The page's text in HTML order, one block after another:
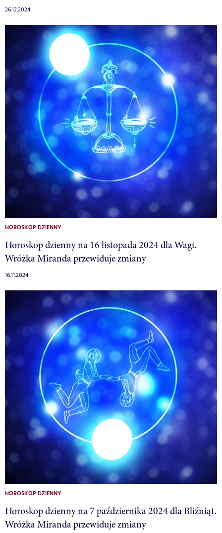
26.12.2024
HOROSKOP DZIENNY
Horoskop dzienny na 16 listopada 2024 dla Wagi.
Wróżka Miranda przewiduje zmiany
16.11.2024
HOROSKOP DZIENNY
Horoskop dzienny na 7 października 2024 dla Bliźniąt.
Wróżka Miranda przewiduje zmiany